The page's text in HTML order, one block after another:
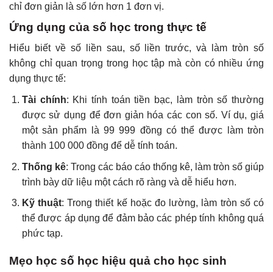
chỉ đơn giản là số lớn hơn 1 đơn vị.
Ứng dụng của số học trong thực tế
Hiểu biết về số liền sau, số liền trước, và làm tròn số
không chỉ quan trọng trong học tập mà còn có nhiều ứng
dụng thực tế:
Tài chính: Khi tính toán tiền bạc, làm tròn số thường
được sử dụng để đơn giản hóa các con số. Ví dụ, giá
một sản phẩm là 99 999 đồng có thể được làm tròn
thành 100 000 đồng để dễ tính toán.
Thống kê: Trong các báo cáo thống kê, làm tròn số giúp
trình bày dữ liệu một cách rõ ràng và dễ hiểu hơn.
Kỹ thuật: Trong thiết kế hoặc đo lường, làm tròn số có
thể được áp dụng để đảm bảo các phép tính không quá
phức tạp.
Mẹo học số học hiệu quả cho học sinh